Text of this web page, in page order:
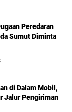
Peredaran
Sumut Diminta
di Dalam Mobil,
Jalur Pengiriman